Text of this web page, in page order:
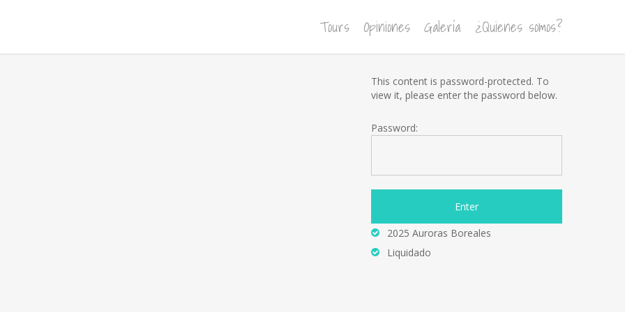
Tours Opiniones Galería ¿Quienes somos?
This content is password-protected. To
view it, please enter the password below.
Password:
2025 Auroras Boreales
Liquidado